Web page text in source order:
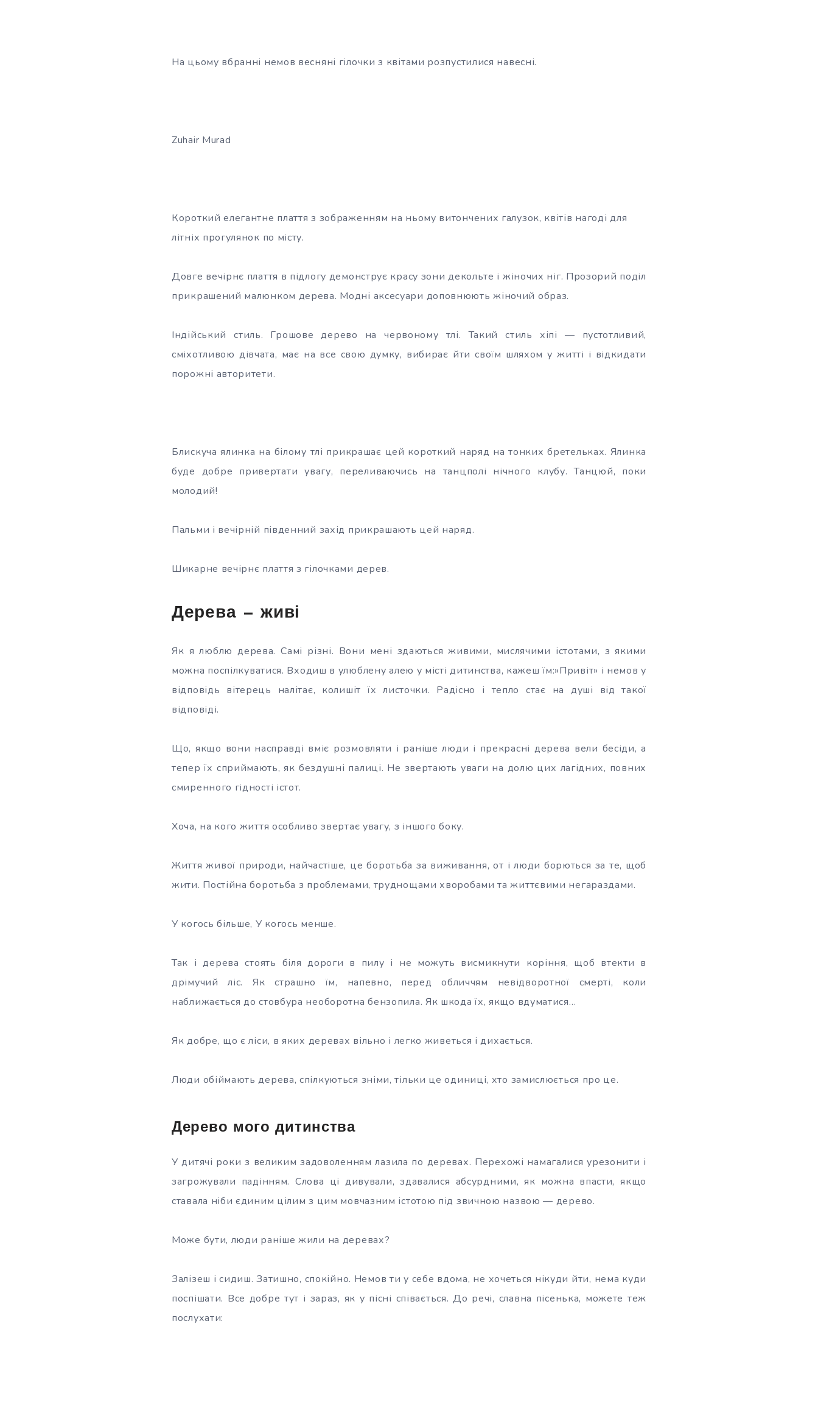
На цьому вбранні немов весняні гілочки з квітами розпустилися навесні.
Zuhair Murad
Короткий елегантне плаття з зображенням на ньому витончених галузок, квітів нагоді для
літніх прогулянок по місту.
Довге вечірнє плаття в підлогу демонструє красу зони декольте і жіночих ніг. Прозорий поділ
прикрашений малюнком дерева. Модні аксесуари доповнюють жіночий образ.
Індійський стиль. Грошове дерево на червоному тлі. Такий стиль хіпі — пустотливий,
сміхотливою дівчата, має на все свою думку, вибирає йти своїм шляхом у житті і відкидати
порожні авторитети.
Блискуча ялинка на білому тлі прикрашає цей короткий наряд на тонких бретельках. Ялинка
буде добре привертати увагу, переливаючись на танцполі нічного клубу. Танцюй, поки
молодий!
Пальми і вечірній південний захід прикрашають цей наряд.
Шикарне вечірнє плаття з гілочками дерев.
Дерева — живі
Як я люблю дерева. Самі різні. Вони мені здаються живими, мислячими істотами, з якими
можна поспілкуватися. Входиш в улюблену алею у місті дитинства, кажеш їм:»Привіт» і немов у
відповідь вітерець налітає, колишіт їх листочки. Радісно і тепло стає на душі від такої
відповіді.
Що, якщо вони насправді вміє розмовляти і раніше люди і прекрасні дерева вели бесіди, а
тепер їх сприймають, як бездушні палиці. Не звертають уваги на долю цих лагідних, повних
смиренного гідності істот.
Хоча, на кого життя особливо звертає увагу, з іншого боку.
Життя живої природи, найчастіше, це боротьба за виживання, от і люди борються за те, щоб
жити. Постійна боротьба з проблемами, труднощами хворобами та життєвими негараздами.
У когось більше, У когось менше.
Так і дерева стоять біля дороги в пилу і не можуть висмикнути коріння, щоб втекти в
дрімучий ліс. Як страшно їм, напевно, перед обличчям невідворотної смерті, коли
наближається до стовбура необоротна бензопила. Як шкода їх, якщо вдуматися…
Як добре, що є ліси, в яких деревах вільно і легко живеться і дихається.
Люди обіймають дерева, спілкуються зніми, тільки це одиниці, хто замислюється про це.
Дерево могодитинства
У дитячі роки з великим задоволенням лазила по деревах. Перехожі намагалися урезонити і
загрожували падінням. Слова ці дивували, здавалися абсурдними, як можна впасти, якщо
ставала ніби єдиним цілим з цим мовчазним істотою під звичною назвою — дерево.
Може бути, люди раніше жили на деревах?
Залізеш і сидиш. Затишно, спокійно. Немов ти у себе вдома, не хочеться нікуди йти, нема куди
поспішати. Все добре тут і зараз, як у пісні співається. До речі, славна пісенька, можете теж
послухати: